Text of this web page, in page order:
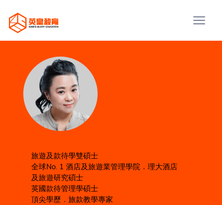
旅遊及款待學雙碩士
全球No. 1 酒店及旅遊業管理學院．理大酒店
及旅遊研究碩士
英國款待管理學碩士
頂尖學歷．旅款教學專家